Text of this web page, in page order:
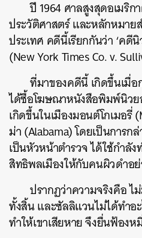
ปี 1964 ศาลสูงสุดอเมริ
ประวัติศาสตร์ และหลักหมา
ประเทศ คดีนี้เรียกกันว่า ‘คดี
(New York Times Co. v.
ที่มาของคดีนี้ เกิดขึ้นเมื่อ
ได้ซื้อโฆษณาหนังสือพิมพ์นิวย
เกิดขึ้นในเมืองมอนต์โกเมอรี่
ม่า (Alabama) โดยเป็นการ
เป็นหัวหน้าตำรวจ ได้ใช้กำลัง
สิทธิพลเมืองให้กับคนผิวดำอย่
ปรากฏว่าความจริงคือ ไ
ทั้งสิ้น และซัลลิแวนไม่ได้ทำอ
ทำให้เขาเสียหาย จึงยื่นฟ้อง